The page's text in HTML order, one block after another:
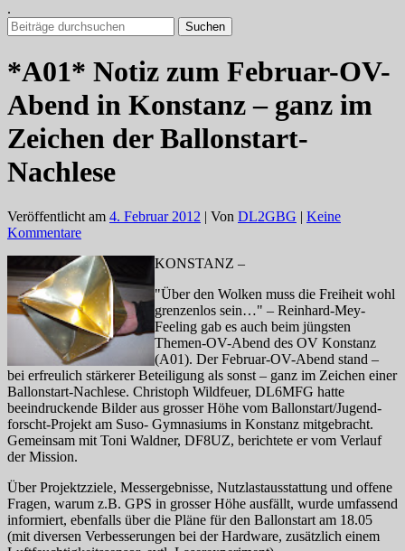
.
Suchen
nach:
*A01* Notiz zum Februar-OV-
Abend in Konstanz – ganz im
Zeichen der Ballonstart-
Nachlese
Veröffentlicht am 4. Februar 2012 | Von DL2GBG | Keine
Kommentare
KONSTANZ –
"Über den Wolken muss die Freiheit wohl
grenzenlos sein…" – Reinhard-Mey-
Feeling gab es auch beim jüngsten
Themen-OV-Abend des OV Konstanz
(A01). Der Februar-OV-Abend stand –
bei erfreulich stärkerer Beteiligung als sonst – ganz im Zeichen einer
Ballonstart-Nachlese. Christoph Wildfeuer, DL6MFG hatte
beeindruckende Bilder aus grosser Höhe vom Ballonstart/Jugend-
forscht-Projekt am Suso- Gymnasiums in Konstanz mitgebracht.
Gemeinsam mit Toni Waldner, DF8UZ, berichtete er vom Verlauf
der Mission.
Über Projektzziele, Messergebnisse, Nutzlastausstattung und offene
Fragen, warum z.B. GPS in grosser Höhe ausfällt, wurde umfassend
informiert, ebenfalls über die Pläne für den Ballonstart am 18.05
(mit diversen Verbesserungen bei der Hardware, zusätzlich einem